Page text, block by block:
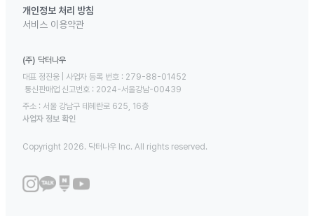
개인정보 처리 방침
서비스 이용약관
(주) 닥터나우
대표 정진웅 | 사업자 등록 번호 : 279-88-01452
통신판매업 신고번호 : 2024-서울강남-00439
주소 : 서울 강남구 테헤란로 625, 16층
사업자 정보 확인
Copyright 2026. 닥터나우 Inc. All rights reserved.